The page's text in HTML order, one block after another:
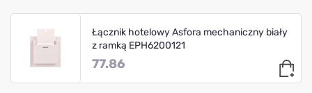
Łącznik hotelowy Asfora mechaniczny biały
z ramką EPH6200121
77.86